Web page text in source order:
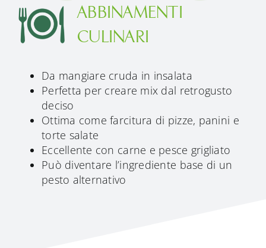
ABBINAMENTI
CULINARI
Da mangiare cruda in insalata
Perfetta per creare mix dal retrogusto
deciso
Ottima come farcitura di pizze, panini e
torte salate
Eccellente con carne e pesce grigliato
Può diventare l’ingrediente base di un
pesto alternativo